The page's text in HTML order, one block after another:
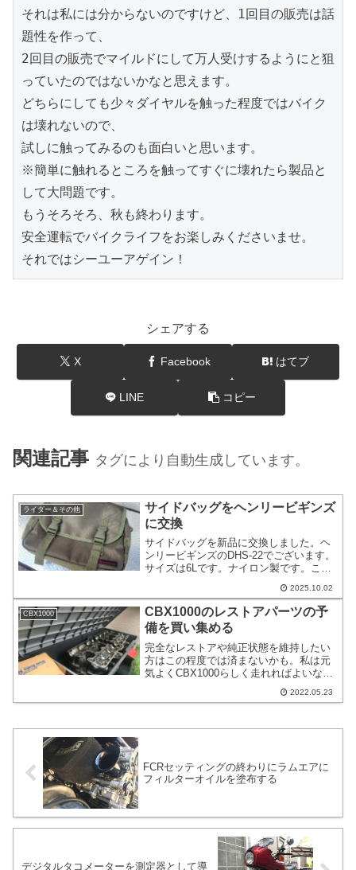
それは私には分からないのですけど、1回目の販売は話
題性を作って、
2回目の販売でマイルドにして万人受けするようにと狙
っていたのではないかなと思えます。
どちらにしても少々ダイヤルを触った程度ではバイク
は壊れないので、
試しに触ってみるのも面白いと思います。
※簡単に触れるところを触ってすぐに壊れたら製品と
して大問題です。
もうそろそろ、秋も終わります。
安全運転でバイクライフをお楽しみくださいませ。
それではシーユーアゲイン！
シェアする
X Facebook はてブ
LINE コピー
関連記事 タグにより自動生成しています。
ライダー＆その他
サイドバッグをヘンリービギンズ
に交換
サイドバッグを新品に交換しました。ヘ
ンリービギンズのDHS-22でございます。
サイズは6Lです。ナイロン製です。これ
と思います。大き過ぎると不格好かなと
思って小さめのサイズを選択していま
す。
2025.10.02
CBX1000
CBX1000のレストアパーツの予
備を買い集める
完全なレストアや純正状態を維持したい
方はこの程度では済まないかも。私は元
気よくCBX1000らしく走れればよいなと
する予定はないです。そのうち、ネット
2022.05.23
FCRセッティングの終わりにラムエアに
フィルターオイルを塗布する
デジタルタコメーターを測定器として導